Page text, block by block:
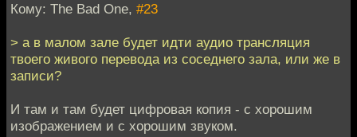
Кому: The Bad One, #23
> а в малом зале будет идти аудио трансляция
твоего живого перевода из соседнего зала, или же в
записи?
И там и там будет цифровая копия - с хорошим
изображением и с хорошим звуком.